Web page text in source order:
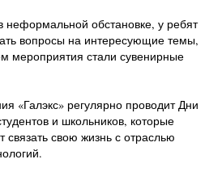
неформальной обстановке, у ребят
вопросы на интересующие темы,
мероприятия стали сувенирные
«Галэкс» регулярно проводит Дни
и школьников, которые
свою жизнь с отраслью